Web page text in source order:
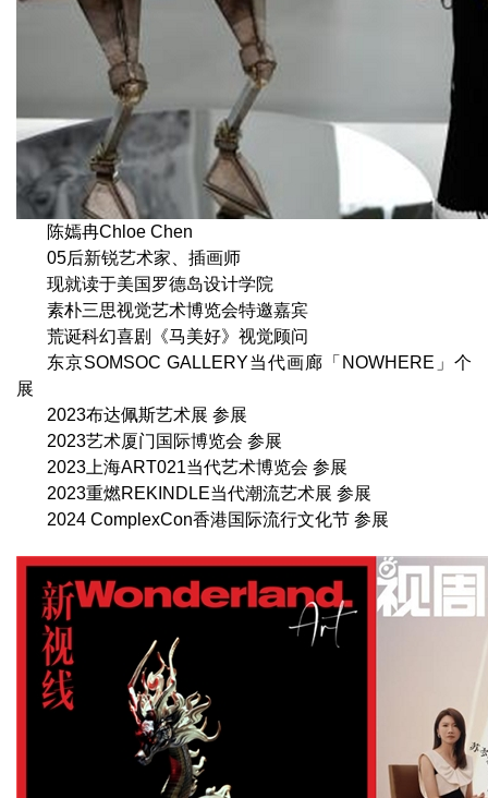
陈嫣冉Chloe Chen
05后新锐艺术家、插画师
现就读于美国罗德岛设计学院
素朴三思视觉艺术博览会特邀嘉宾
荒诞科幻喜剧《马美好》视觉顾问
东京SOMSOC GALLERY当代画廊「NOWHERE」个
展
2023布达佩斯艺术展 参展
2023艺术厦门国际博览会 参展
2023上海ART021当代艺术博览会 参展
2023重燃REKINDLE当代潮流艺术展 参展
2024 ComplexCon香港国际流行文化节 参展